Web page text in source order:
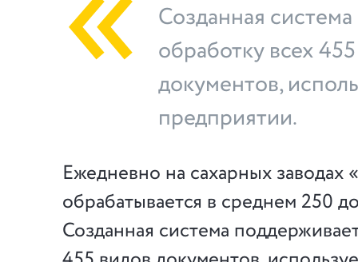
Созданная
обработку всех
документов,
предприятии.
Ежедневно на сахарных заводах
обрабатывается в среднем 250
Созданная система